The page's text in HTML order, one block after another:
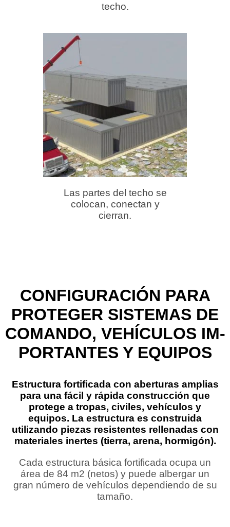
techo.
Las partes del techo se
colocan, conectan y
cierran.
CONFIGURACIÓN PARA
PROTEGER SISTEMAS DE
COMANDO, VEHÍCULOS IM-
PORTANTES Y EQUIPOS
Estructura fortificada con aberturas amplias
para una fácil y rápida construcción que
protege a tropas, civiles, vehículos y
equipos. La estructura es construida
utilizando piezas resistentes rellenadas con
materiales inertes (tierra, arena, hormigón).
Cada estructura básica fortificada ocupa un
área de 84 m2 (netos) y puede albergar un
gran número de vehículos dependiendo de su
tamaño.